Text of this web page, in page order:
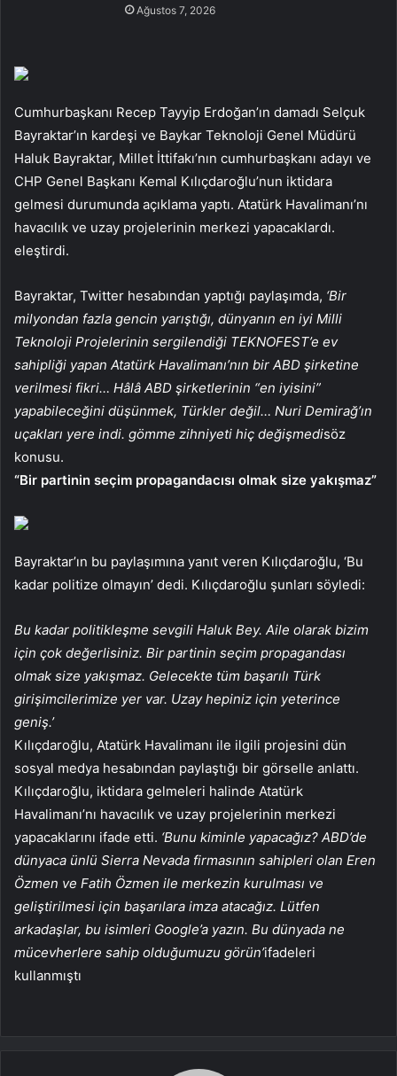
Ağustos 7, 2026
Cumhurbaşkanı Recep Tayyip Erdoğan’ın damadı Selçuk
Bayraktar’ın kardeşi ve Baykar Teknoloji Genel Müdürü
Haluk Bayraktar, Millet İttifakı’nın cumhurbaşkanı adayı ve
CHP Genel Başkanı Kemal Kılıçdaroğlu’nun iktidara
gelmesi durumunda açıklama yaptı. Atatürk Havalimanı’nı
havacılık ve uzay projelerinin merkezi yapacaklardı.
eleştirdi.
Bayraktar, Twitter hesabından yaptığı paylaşımda, ‘Bir
milyondan fazla gencin yarıştığı, dünyanın en iyi Milli
Teknoloji Projelerinin sergilendiği TEKNOFEST’e ev
sahipliği yapan Atatürk Havalimanı’nın bir ABD şirketine
verilmesi fikri… Hâlâ ABD şirketlerinin “en iyisini”
yapabileceğini düşünmek, Türkler değil… Nuri Demirağ’ın
uçakları yere indi. gömme zihniyeti hiç değişmedisöz
konusu.
“Bir partinin seçim propagandacısı olmak size yakışmaz”
Bayraktar’ın bu paylaşımına yanıt veren Kılıçdaroğlu, ‘Bu
kadar politize olmayın’ dedi. Kılıçdaroğlu şunları söyledi:
Bu kadar politikleşme sevgili Haluk Bey. Aile olarak bizim
için çok değerlisiniz. Bir partinin seçim propagandası
olmak size yakışmaz. Gelecekte tüm başarılı Türk
girişimcilerimize yer var. Uzay hepiniz için yeterince
geniş.’
Kılıçdaroğlu, Atatürk Havalimanı ile ilgili projesini dün
sosyal medya hesabından paylaştığı bir görselle anlattı.
Kılıçdaroğlu, iktidara gelmeleri halinde Atatürk
Havalimanı’nı havacılık ve uzay projelerinin merkezi
yapacaklarını ifade etti. ‘Bunu kiminle yapacağız? ABD’de
dünyaca ünlü Sierra Nevada firmasının sahipleri olan Eren
Özmen ve Fatih Özmen ile merkezin kurulması ve
geliştirilmesi için başarılara imza atacağız. Lütfen
arkadaşlar, bu isimleri Google’a yazın. Bu dünyada ne
mücevherlere sahip olduğumuzu görün’ifadeleri
kullanmıştı